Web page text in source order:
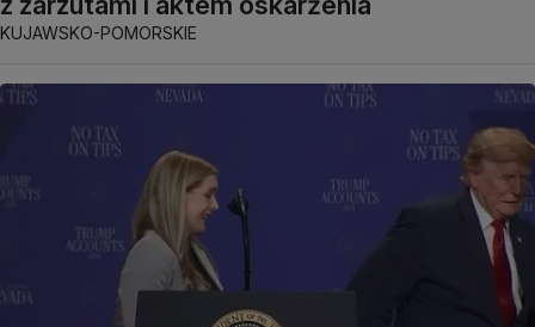
KUJAWSKO-POMORSKIE